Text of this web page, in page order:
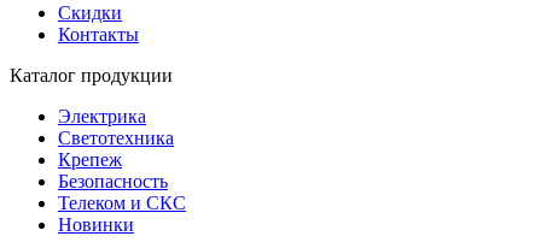
Скидки
Контакты
Каталог продукции
Электрика
Светотехника
Крепеж
Безопасность
Телеком и СКС
Новинки